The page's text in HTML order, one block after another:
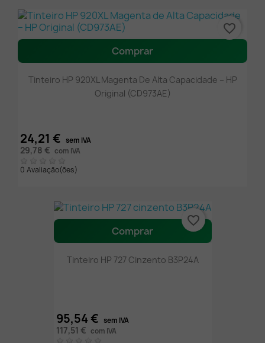
Comprar
Tinteiro HP 920XL Magenta De Alta Capacidade – HP
Original (CD973AE)
24,21 € sem IVA
29,78 € com IVA
0 Avaliação(ões)
favorite_border
Comprar
Tinteiro HP 727 Cinzento B3P24A
95,54 € sem IVA
117,51 € com IVA
favorite_border